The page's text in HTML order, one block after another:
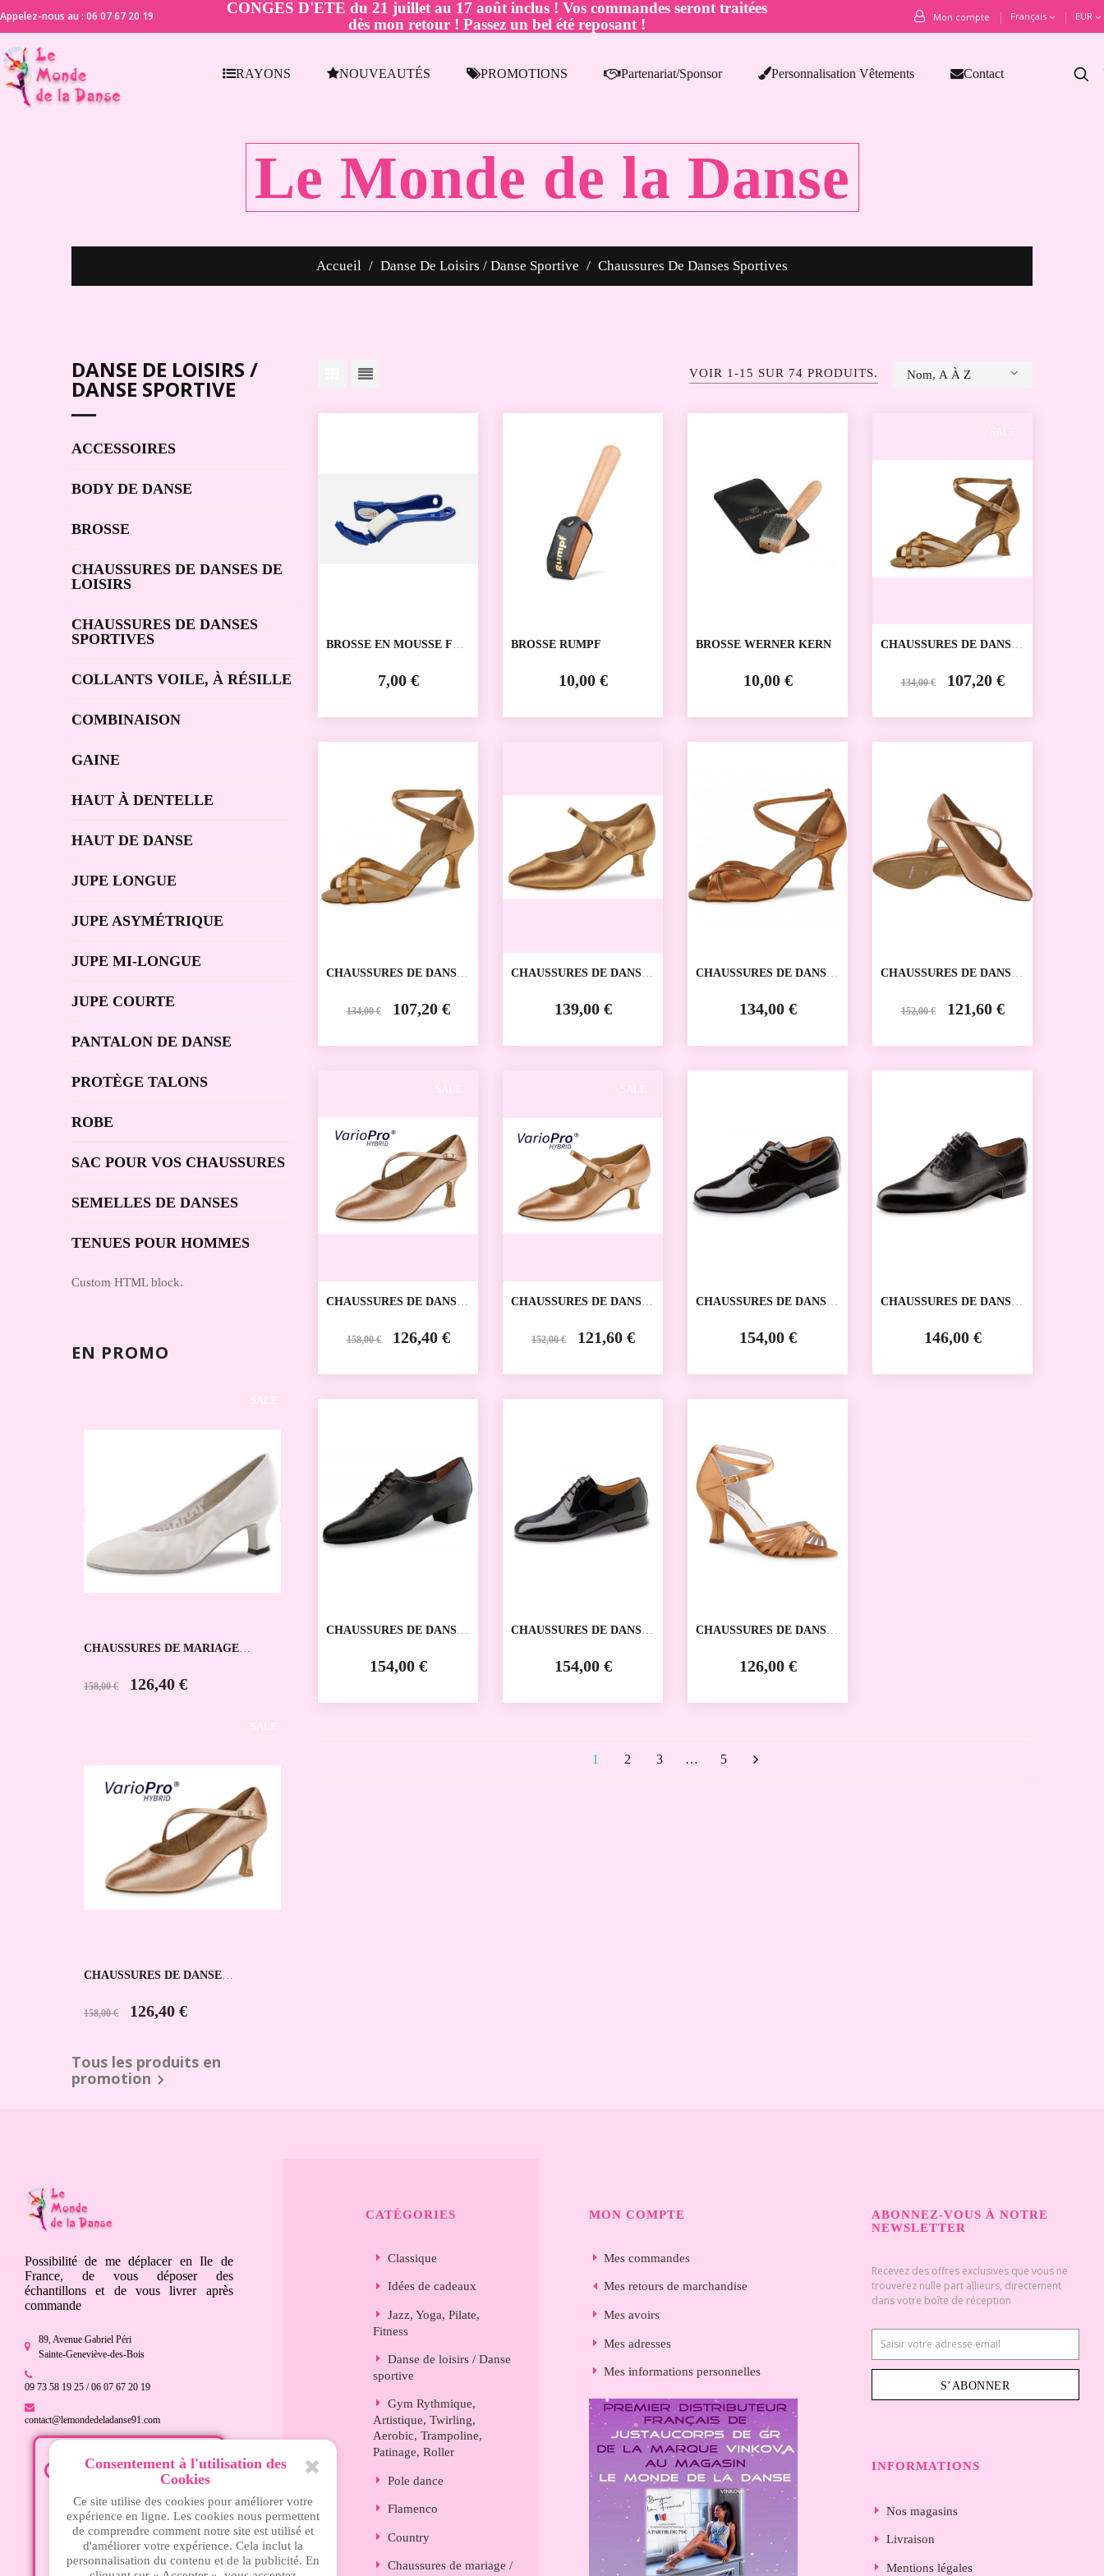
Appelez-nous au : 06 07 67 20 19
CONGES D'ETE du 21 juillet au 17 août inclus ! Vos commandes seront traitées
dès mon retour ! Passez un bel été reposant !
Mon compte Français EUR
RAYONS NOUVEAUTÉS PROMOTIONS Partenariat/Sponsor Personnalisation Vêtements Contact
Le Monde de la Danse
Accueil Danse De Loisirs / Danse Sportive Chaussures De Danses Sportives
DANSE DE LOISIRS /
DANSE SPORTIVE
ACCESSOIRES
BODY DE DANSE
BROSSE
CHAUSSURES DE DANSES DE
LOISIRS
CHAUSSURES DE DANSES
SPORTIVES
COLLANTS VOILE, À RÉSILLE
COMBINAISON
GAINE
HAUT À DENTELLE
HAUT DE DANSE
JUPE LONGUE
JUPE ASYMÉTRIQUE
JUPE MI-LONGUE
JUPE COURTE
PANTALON DE DANSE
PROTÈGE TALONS
ROBE
SAC POUR VOS CHAUSSURES
SEMELLES DE DANSES
TENUES POUR HOMMES
Custom HTML block.
EN PROMO
SALE
CHAUSSURES DE MARIAGE
158,00 € 126,40 €
SALE
CHAUSSURES DE DANSE
158,00 € 126,40 €
Tous les produits en
promotion 
VOIR 1-15 SUR 74 PRODUITS. Nom, A À Z
BROSSE EN MOUSSE FPH
7,00 €
BROSSE RUMPF
10,00 €
BROSSE WERNER KERN
10,00 €
SALE
CHAUSSURES DE DANSE
134,00 € 107,20 €
CHAUSSURES DE DANSE
134,00 € 107,20 €
CHAUSSURES DE DANSE
DIAMANT139,00 €
CHAUSSURES DE DANSE
DIAMANT134,00 €
CHAUSSURES DE DANSE
152,00 € 121,60 €
SALE
CHAUSSURES DE DANSE
158,00 € 126,40 €
SALE
CHAUSSURES DE DANSE
152,00 € 121,60 €
CHAUSSURES DE DANSE
WERNER KERN
154,00 €
CHAUSSURES DE DANSE
WERNER KERN
146,00 €
CHAUSSURES DE DANSE
WERNER KERN
154,00 €
CHAUSSURES DE DANSE
WERNER KERN
154,00 €
CHAUSSURES DE DANSE
126,00 €
1 2 3 … 5
Possibilité de me déplacer en Ile de
France, de vous déposer des
échantillons et de vous livrer après
commande
89, Avenue Gabriel Péri
Sainte-Geneviève-des-Bois
09 73 58 19 25 / 06 07 67 20 19
contact@lemondedeladanse91.com
Mardi - 15h à 18h30
18h30
Jeudi - 14h30 à 19h
Vendredi - 14h30 à 19h
Samedi - 10h à 13h et 15h à
CATÉGORIES
Classique
Idées de cadeaux
Jazz, Yoga, Pilate,
Fitness
Danse de loisirs / Danse
sportive
Gym Rythmique,
Artistique, Twirling,
Aerobic, Trampoline,
Patinage, Roller
Pole dance
Flamenco
Country
Chaussures de mariage /
MON COMPTE
Mes commandes
Mes retours de marchandise
Mes avoirs
Mes adresses
Mes informations personnelles
ABONNEZ-VOUS À NOTRE
NEWSLETTER
Recevez des offres exclusives que vous ne
trouverez nulle part allieurs, directement
dans votre boîte de réception
S’ABONNER
INFORMATIONS
Nos magasins
Livraison
Mentions légales
Consentement à l'utilisation des
Cookies
Ce site utilise des cookies pour améliorer votre
expérience en ligne. Les cookies nous permettent
de comprendre comment notre site est utilisé et
d'améliorer votre expérience. Cela inclut la
personnalisation du contenu et de la publicité. En